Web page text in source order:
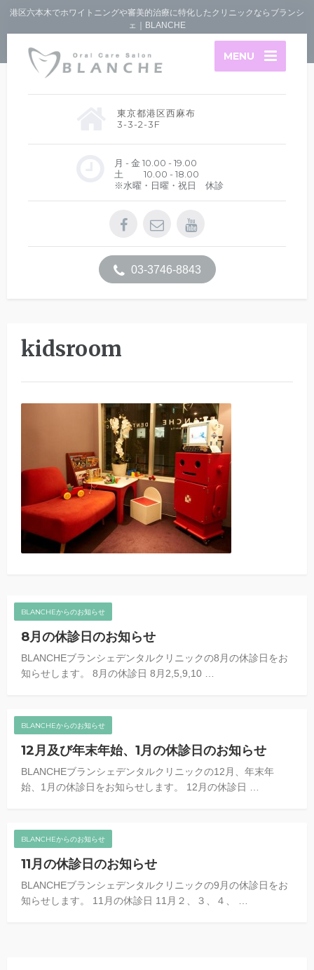
港区六本木でホワイトニングや審美的治療に特化したクリニックならブランシ
ェ｜BLANCHE
MENU
東京都港区西麻布
3-3-2-3F
月 - 金 10.00 - 19.00
土 10.00 - 18.00
※水曜・日曜・祝日 休診
03-3746-8843
kidsroom
BLANCHEからのお知らせ
8月の休診日のお知らせ
BLANCHEブランシェデンタルクリニックの8月の休診日をお
知らせします。 8月の休診日 8月2,5,9,10 …
BLANCHEからのお知らせ
12月及び年末年始、1月の休診日のお知らせ
BLANCHEブランシェデンタルクリニックの12月、年末年
始、1月の休診日をお知らせします。 12月の休診日 …
BLANCHEからのお知らせ
11月の休診日のお知らせ
BLANCHEブランシェデンタルクリニックの9月の休診日をお
知らせします。 11月の休診日 11月２、３、４、 …